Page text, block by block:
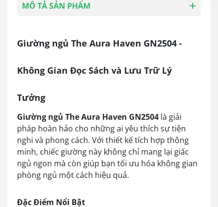
MÔ TẢ SẢN PHẨM
Giường ngủ The Aura Haven GN2504 -
Không Gian Đọc Sách và Lưu Trữ Lý
Tưởng
Giường ngủ The Aura Haven GN2504 là giải
pháp hoàn hảo cho những ai yêu thích sự tiện
nghi và phong cách. Với thiết kế tích hợp thông
minh, chiếc giường này không chỉ mang lại giấc
ngủ ngon mà còn giúp bạn tối ưu hóa không gian
phòng ngủ một cách hiệu quả.
Đặc Điểm Nổi Bật